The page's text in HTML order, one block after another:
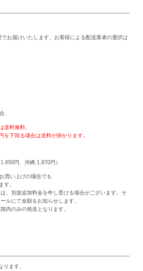
お届けいたします。お客様による配送業者の選択は
、
送料無料。
下回る場合は送料が掛かります。
円、沖縄:1,870円）
買い上げの場合でも
す。
、別途追加料金を申し受ける場合がございます。そ
ルにて金額をお知らせします。
内のみの発送となります。
ます。